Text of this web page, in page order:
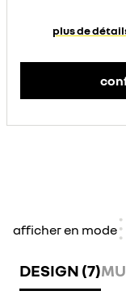
plus de
afficher en mode
DESIGN (7)